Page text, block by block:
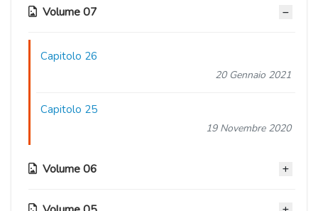
Volume 07
Capitolo 26
20 Gennaio 2021
Capitolo 25
19 Novembre 2020
Volume 06